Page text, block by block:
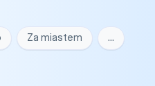
Za miastem …